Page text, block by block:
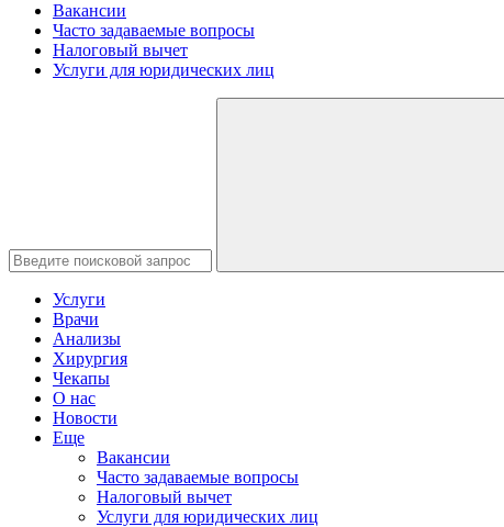
Вакансии
Часто задаваемые вопросы
Налоговый вычет
Услуги для юридических лиц
Услуги
Врачи
Анализы
Хирургия
Чекапы
О нас
Новости
Еще
Вакансии
Часто задаваемые вопросы
Налоговый вычет
Услуги для юридических лиц